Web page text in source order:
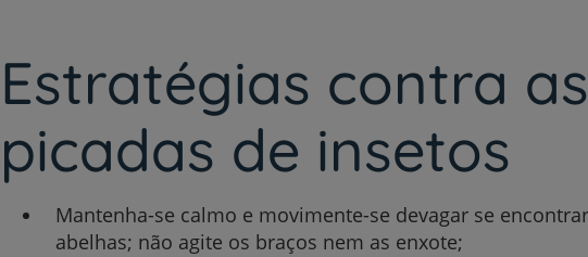
Estratégias contra as
picadas de insetos
Mantenha-se calmo e movimente-se devagar se
abelhas; não agite os braços nem as enxote;